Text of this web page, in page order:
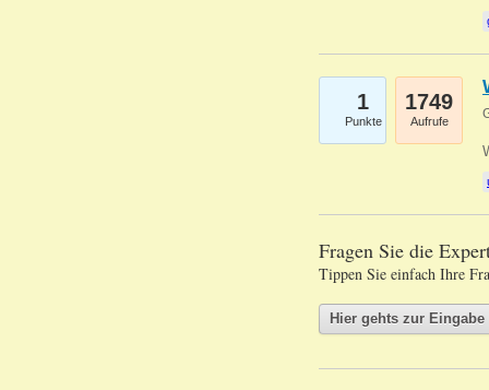
1
Punkte
1749
Aufrufe
Fragen Sie die
Tippen Sie einfach Ihre